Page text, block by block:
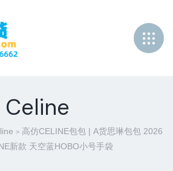
Celine
> 高仿CELINE包包 | A货思琳包包 2026
新款 天空蓝HOBO小号手袋